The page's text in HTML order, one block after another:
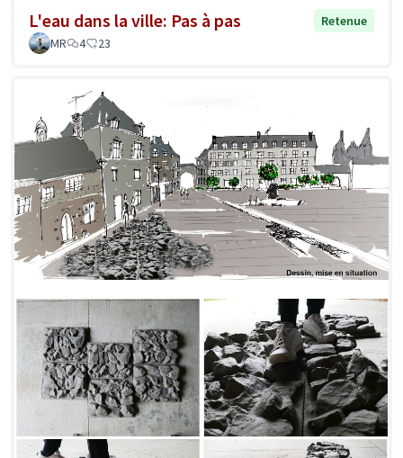
L'eau dans la ville: Pas à pas
Retenue
MR
4 23